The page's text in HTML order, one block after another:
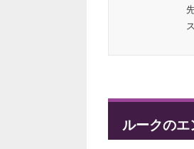
ルークの